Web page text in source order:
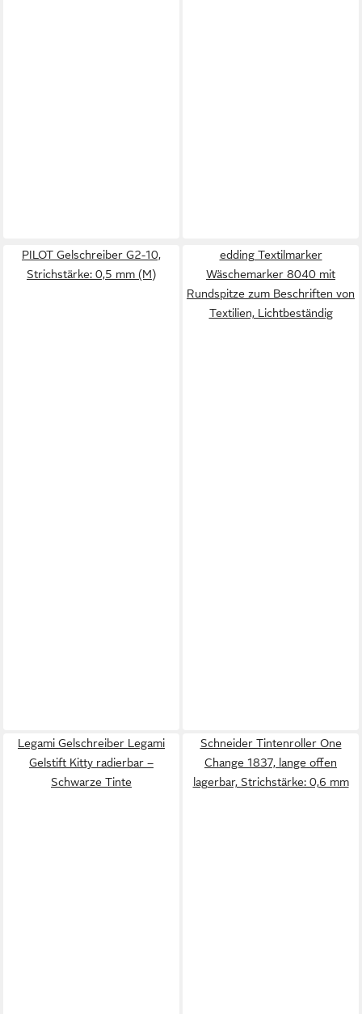
PILOT Gelschreiber G2-10,
Strichstärke: 0,5 mm (M)
edding Textilmarker
Wäschemarker 8040 mit
Rundspitze zum Beschriften von
Textilien, Lichtbeständig
Legami Gelschreiber Legami
Gelstift Kitty radierbar –
Schwarze Tinte
Schneider Tintenroller One
Change 1837, lange offen
lagerbar, Strichstärke: 0,6 mm